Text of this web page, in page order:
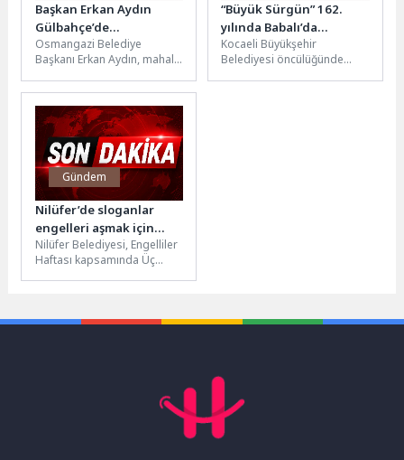
Başkan Erkan Aydın
Gülbahçe’de
Vatandaşlarla Buluştu
Osmangazi Belediye
Başkanı Erkan Aydın, mahalle
Gülbahçe Mahallesi’nde
vatandaşlarla bir araya
geldi. Kahvaltı...
“Büyük Sürgün” 162.
yılında Babalı’da
dualarla anıldı
Kocaeli Büyükşehir
Belediyesi öncülüğünde
Gündem
Nilüfer’de sloganlar
engelleri aşmak için
yükseldi
Nilüfer Belediyesi, Engelliler
Haftası kapsamında Üç
gerçekleştirdiği yürüyüşle,...